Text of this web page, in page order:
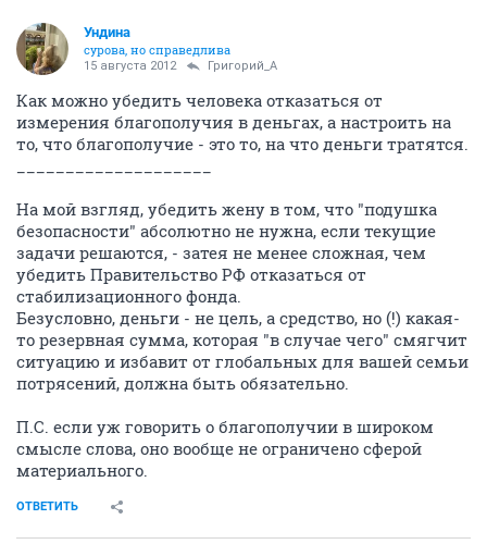
Ундинa
сурова, но справедлива
15 августа 2012 Григорий_А
Как можно убедить человека отказаться от
измерения благополучия в деньгах, а настроить на
то, что благополучие - это то, на что деньги тратятся.
На мой взгляд, убедить жену в том, что "подушка
безопасности" абсолютно не нужна, если текущие
задачи решаются, - затея не менее сложная, чем
убедить Правительство РФ отказаться от
стабилизационного фонда.
Безусловно, деньги - не цель, а средство, но (!) какая-
то резервная сумма, которая "в случае чего" смягчит
ситуацию и избавит от глобальных для вашей семьи
потрясений, должна быть обязательно.
П.С. если уж говорить о благополучии в широком
смысле слова, оно вообще не ограничено сферой
материального.
ОТВЕТИТЬ